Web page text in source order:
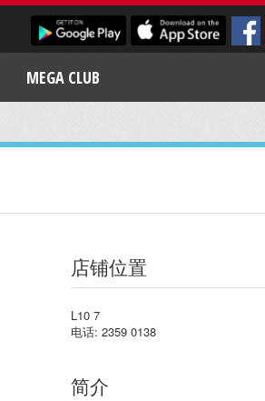
MEGA CLUB
店铺位置
L10 7
电话: 2359 0138
简介